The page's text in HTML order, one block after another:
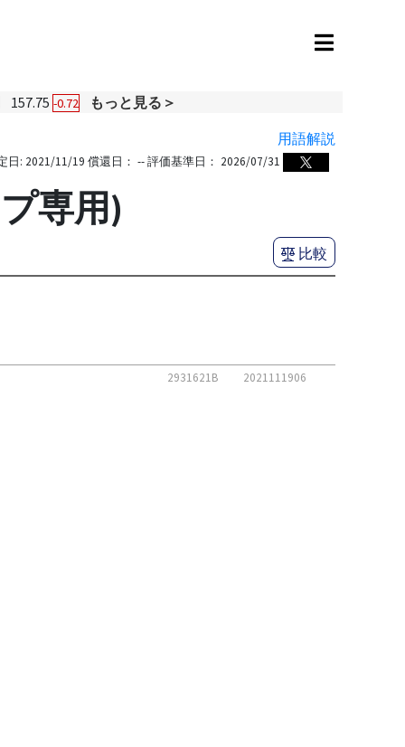
157.75 -0.72
もっと見る＞
用語解説
日: 2021/11/19 償還日： -- 評価基準日： 2026/07/31
専用)
比較
2931621B 2021111906